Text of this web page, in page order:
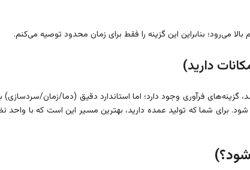
می‌رود؛ بنابراین این گزینه را فقط برای زمان محدود توصیه می‌کنم.
فرآوری وجود دارد؛ اما استاندارد دقیق (دما/زمان/سردسازی)
برای شما که تولید عمده دارید، بهترین مسیر این است که با واحد